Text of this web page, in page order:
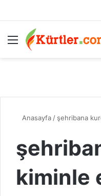
Menü
Anasayfa / şehribana
kiminle